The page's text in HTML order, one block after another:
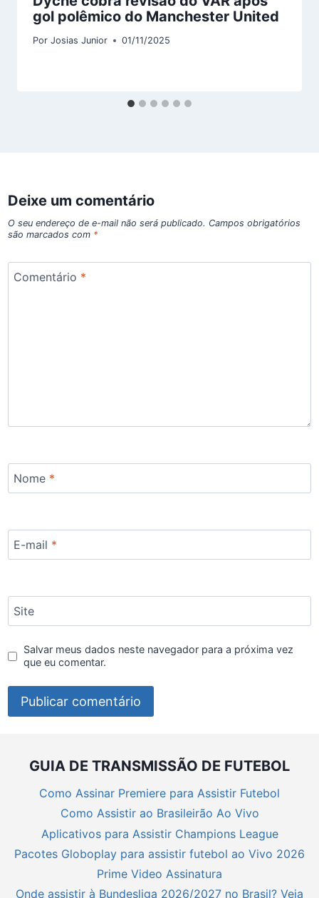
gol polêmico do Manchester United
Por Josias Junior 01/11/2025
Deixe um comentário
O seu endereço de e-mail não será publicado. Campos obrigatórios
são marcados com *
Comentário *
Nome *
E-mail *
Site
Salvar meus dados neste navegador para a próxima vez
que eu comentar.
GUIA DE TRANSMISSÃO DE FUTEBOL
Como Assinar Premiere para Assistir Futebol
Como Assistir ao Brasileirão Ao Vivo
Aplicativos para Assistir Champions League
Pacotes Globoplay para assistir futebol ao Vivo 2026
Prime Video Assinatura
Onde assistir à Bundesliga 2026/2027 no Brasil? Veja